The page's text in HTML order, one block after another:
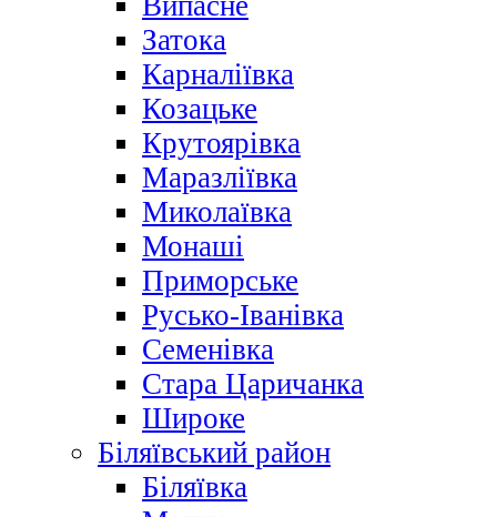
Затока
Карналіївка
Козацьке
Крутоярівка
Маразліївка
Миколаївка
Монаші
Приморське
Русько-Іванівка
Семенівка
Стара Царичанка
Широке
Біляївський район
Біляївка